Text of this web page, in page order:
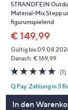
STRANDFEIN
Material-Mix Stepp
figurumspielend
€ 149,99
Gültig bis
Danach: € 169,99
5.0
von
5
(1)1
Q Pay: Zahlung in 3
In den